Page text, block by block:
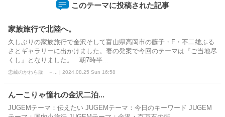
このテーマに投稿された記事
家族旅行で北陸へ。
久しぶりの家族旅行で金沢そして富山県高岡市の藤子・F・不二雄ふる
さとギャラリーに出かけました。妻の発案で今回のテーマは『ご当地尽
くし』となりました。 朝7時半...
忠藏のかわら版 －... | 2024.08.25 Sun 16:58
んーこりゃ憧れの金沢二泊...
JUGEMテーマ：伝えたい JUGEMテーマ：今日のキーワード JUGEM